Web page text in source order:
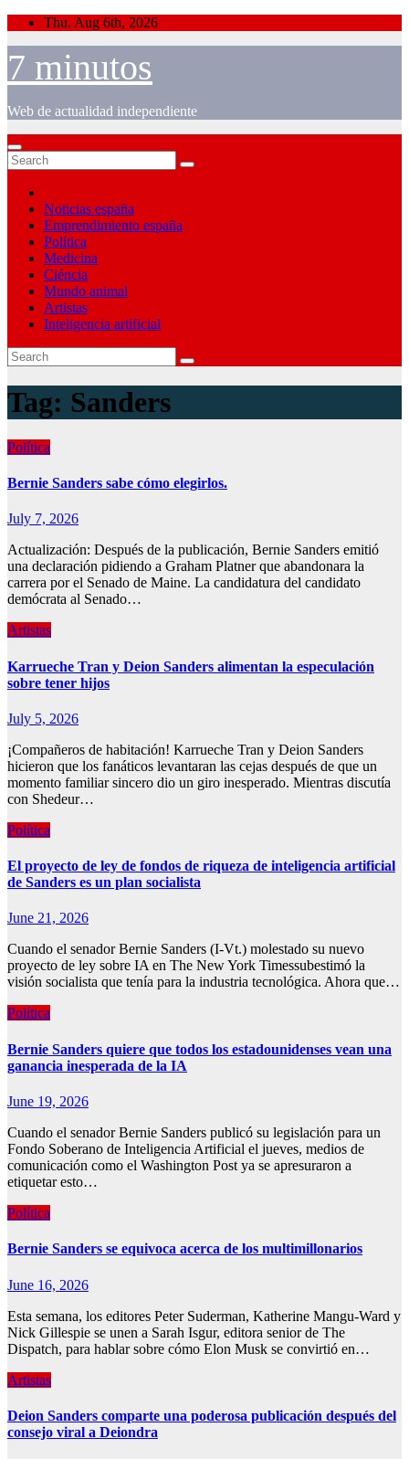
Skip
content
Thu. Aug 6th, 2026
7 minutos
Web de actualidad independiente
Noticias españa
Emprendimiento españa
Política
Medicina
Ciéncia
Mundo animal
Artistas
Inteligencia artificial
Tag: Sanders
Política
Bernie Sanders sabe cómo elegirlos.
July 7, 2026
Actualización: Después de la publicación, Bernie Sanders emitió
una declaración pidiendo a Graham Platner que abandonara la
carrera por el Senado de Maine. La candidatura del candidato
demócrata al Senado…
Artistas
Karrueche Tran y Deion Sanders alimentan la especulación
sobre tener hijos
July 5, 2026
¡Compañeros de habitación! Karrueche Tran y Deion Sanders
hicieron que los fanáticos levantaran las cejas después de que un
momento familiar sincero dio un giro inesperado. Mientras discutía
con Shedeur…
Política
El proyecto de ley de fondos de riqueza de inteligencia artificial
de Sanders es un plan socialista
June 21, 2026
Cuando el senador Bernie Sanders (I-Vt.) molestado su nuevo
proyecto de ley sobre IA en The New York Timessubestimó la
visión socialista que tenía para la industria tecnológica. Ahora que…
Política
Bernie Sanders quiere que todos los estadounidenses vean una
ganancia inesperada de la IA
June 19, 2026
Cuando el senador Bernie Sanders publicó su legislación para un
Fondo Soberano de Inteligencia Artificial el jueves, medios de
comunicación como el Washington Post ya se apresuraron a
etiquetar esto…
Política
Bernie Sanders se equivoca acerca de los multimillonarios
June 16, 2026
Esta semana, los editores Peter Suderman, Katherine Mangu-Ward y
Nick Gillespie se unen a Sarah Isgur, editora senior de The
Dispatch, para hablar sobre cómo Elon Musk se convirtió en…
Artistas
Deion Sanders comparte una poderosa publicación después del
consejo viral a Deiondra